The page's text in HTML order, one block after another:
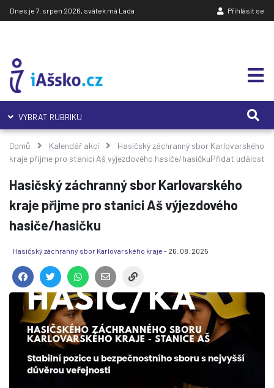
Dnes je 7. srpen 2026, svátek má Lada Přihlásit se
VYBRAT RUBRIKU
Domů Kalendář akcí
Hasičský záchranný sbor Karlovarského
kraje přijme pro stanici Aš výjezdového hasiče/hasičkuPřidat událost
Hasičský záchranný sbor Karlovarského
kraje přijme pro stanici Aš výjezdového
hasiče/hasičku
Hasičský záchranný sbor Karlovarského kraje - 26. 08. 2025